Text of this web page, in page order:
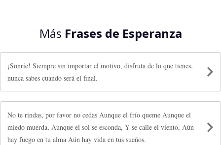
Más Frases de Esperanza
¡Sonríe! Siempre sin importar el motivo, disfruta de lo que tienes,
nunca sabes cuando será el final.
No te rindas, por favor no cedas Aunque el frío queme Aunque el
miedo muerda, Aunque el sol se esconda, Y se calle el viento, Aún
hay fuego en tu alma Aún hay vida en tus sueños.